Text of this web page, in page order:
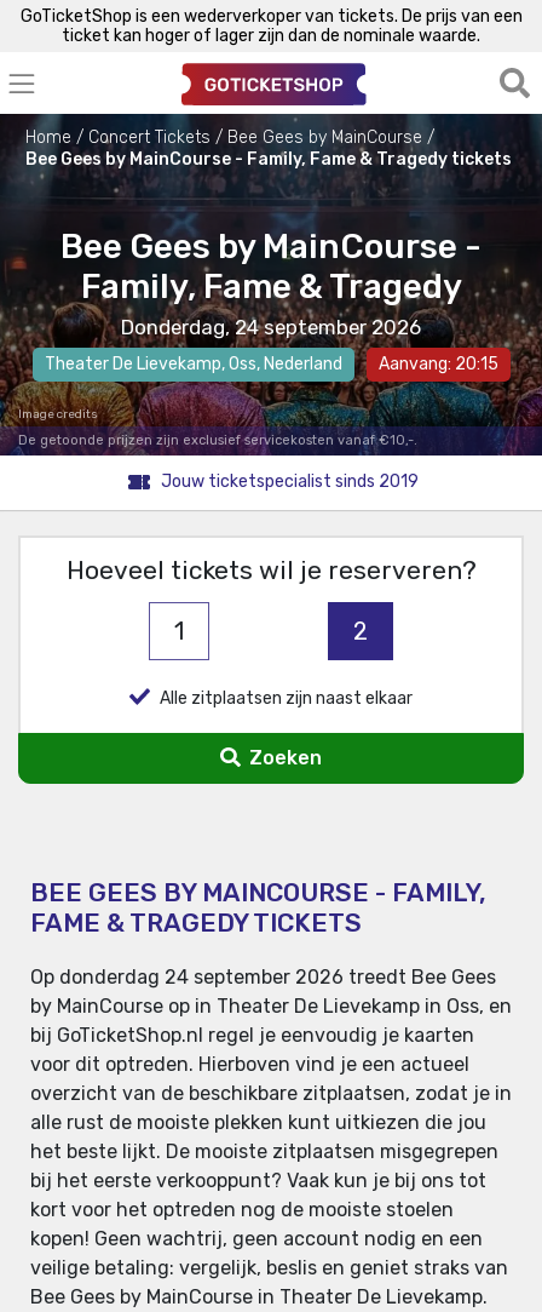
GoTicketShop is een wederverkoper van tickets. De prijs van een
ticket kan hoger of lager zijn dan de nominale waarde.
Home Concert Tickets
Bee Gees by MainCourse
Bee Gees by MainCourse - Family, Fame & Tragedy tickets
Bee Gees by MainCourse -
Family, Fame & Tragedy
Donderdag, 24 september 2026
Theater De Lievekamp,Oss, Nederland Aanvang: 20:15
Image credits
De getoonde prijzen zijn exclusief servicekosten vanaf €10,-.
Jouw ticketspecialist sinds 2019
Hoeveel tickets wil je reserveren?
1 2
Alle zitplaatsen zijn naast elkaar
Zoeken
BEE GEES BY MAINCOURSE - FAMILY,
FAME & TRAGEDY TICKETS
Op donderdag 24 september 2026 treedt Bee Gees
by MainCourse op in Theater De Lievekamp in Oss, en
bij GoTicketShop.nl regel je eenvoudig je kaarten
voor dit optreden. Hierboven vind je een actueel
overzicht van de beschikbare zitplaatsen, zodat je in
alle rust de mooiste plekken kunt uitkiezen die jou
het beste lijkt. De mooiste zitplaatsen misgegrepen
bij het eerste verkooppunt? Vaak kun je bij ons tot
kort voor het optreden nog de mooiste stoelen
kopen! Geen wachtrij, geen account nodig en een
veilige betaling: vergelijk, beslis en geniet straks van
Bee Gees by MainCourse in Theater De Lievekamp.